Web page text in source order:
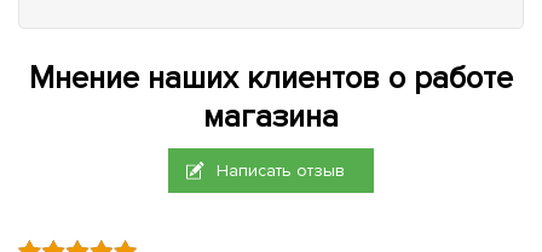
Мнение наших клиентов о работе
магазина
Написать отзыв